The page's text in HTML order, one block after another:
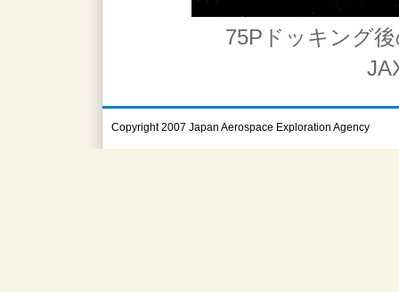
75Pドッキング
Copyright 2007 Japan Aerospace Exploration Agency